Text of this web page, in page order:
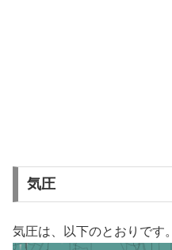
気圧
気圧は、以下のとおりです。